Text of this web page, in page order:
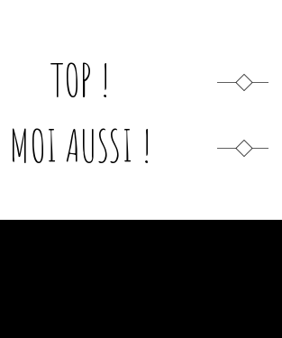
TOP !
MOI AUSSI !